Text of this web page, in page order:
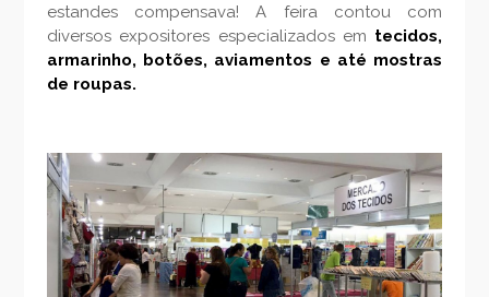
estandes compensava! A feira contou com
diversos expositores especializados em tecidos,
armarinho, botões, aviamentos e até mostras
de roupas.